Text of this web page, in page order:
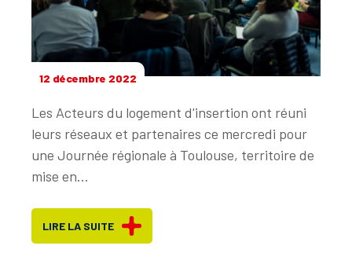
12 décembre 2022
Les Acteurs du logement d'insertion ont réuni
leurs réseaux et partenaires ce mercredi pour
une Journée régionale à Toulouse, territoire de
mise en...
LIRE LA SUITE